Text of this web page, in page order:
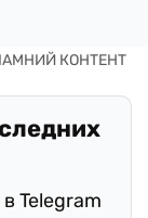
Telegram